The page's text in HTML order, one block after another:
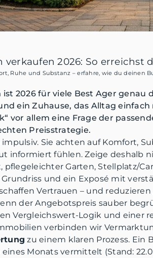
2026: So erreichst
Ruhe und Substanz – erfahre, wie du deinen
2026 für viele Best Ager genau
ein Zuhause, das Alltag
vor allem eine Frage der
Preisstrategie.
Sie achten auf Komfort,
informiert fühlen. Zeige deshalb
pflegeleichter Garten, Stellplatz/
und ein Exposé mit
Vertrauen – und reduzieren
der Angebotspreis sauber
Vergleichswert-Logik und einer
verbinden wir
zu einem klaren Prozess. Ein
Monats vermittelt (Stand: